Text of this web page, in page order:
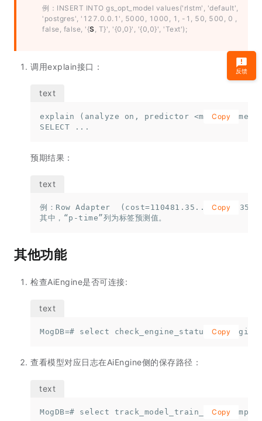
例：INSERT INTO gs_opt_model values('rlstm', 'default',
'postgres', '127.0.0.1', 5000, 1000, 1, -1, 50, 500, 0 ,
false, false, '{S, T}', '{0,0}', '{0,0}', 'Text');
调用explain接口：
explain (analyze on, predictor <model_name>)
SELECT ...
Copy
预期结果：
例：Row Adapter
其中，“p-time”列为标签预测值。
Copy
其他功能
检查AiEngine是否可连接:
MogDB=# select Copy
查看模型对应日志在AiEngine侧的保存路径：
MogDB=# select Copy
反馈